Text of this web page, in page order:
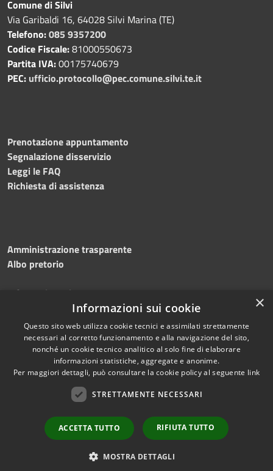
Comune di Silvi
Via Garibaldi 16, 64028 Silvi Marina (TE)
Telefono:085 9357200
Codice Fiscale:81000550673
Partita IVA:00175740679
PEC: ufficio.protocollo@pec.comune.silvi.te.it
Prenotazione appuntamento
Segnalazione disservizio
Leggi le FAQ
Richiesta di assistenza
Amministrazione trasparente
Albo pretorio
Informativa privacy
Dichiarazione di accessibilità
Mappa del sito
Copyright © 2026 • Comune di
Silvi • Powered by
redazione
×
Informazioni sui cookie
Questo sito web utilizza cookie tecnici e assimilati strettamente
necessari al corretto funzionamento e alla navigazione del sito,
nonché un cookie tecnico analitico al solo fine di elaborare
informazioni statistiche, aggregate e anonime.
Per maggiori dettagli, può consultare la cookie policy al seguente link
STRETTAMENTE NECESSARI
ACCETTA TUTTO RIFIUTA TUTTO
MOSTRA DETTAGLI